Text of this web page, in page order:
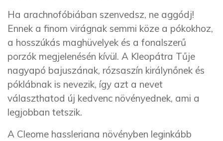
Ha arachnofóbiában szenvedsz, ne aggódj!
Ennek a finom virágnak semmi köze a pókokhoz,
a hosszúkás maghüvelyek és a fonalszerű
porzók megjelenésén kívül. A Kleopátra Tűje
nagyapó bajuszának, rózsaszín királynőnek és
póklábnak is nevezik, így azt a nevet
választhatod új kedvenc növényednek, ami a
legjobban tetszik.
A Cleome hassleriana növényben leginkább